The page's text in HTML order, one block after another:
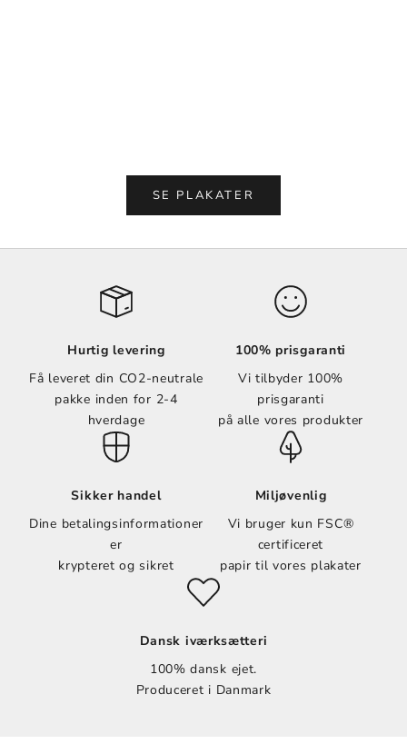
SE PLAKATER
Hurtig levering
Få leveret din CO2-neutrale
pakke inden for 2-4
hverdage
100% prisgaranti
Vi tilbyder 100%
prisgaranti
på alle vores produkter
Sikker handel
Dine betalingsinformationer
er
krypteret og sikret
Miljøvenlig
Vi bruger kun FSC®
certificeret
papir til vores plakater
Dansk iværksætteri
100% dansk ejet.
Produceret i Danmark